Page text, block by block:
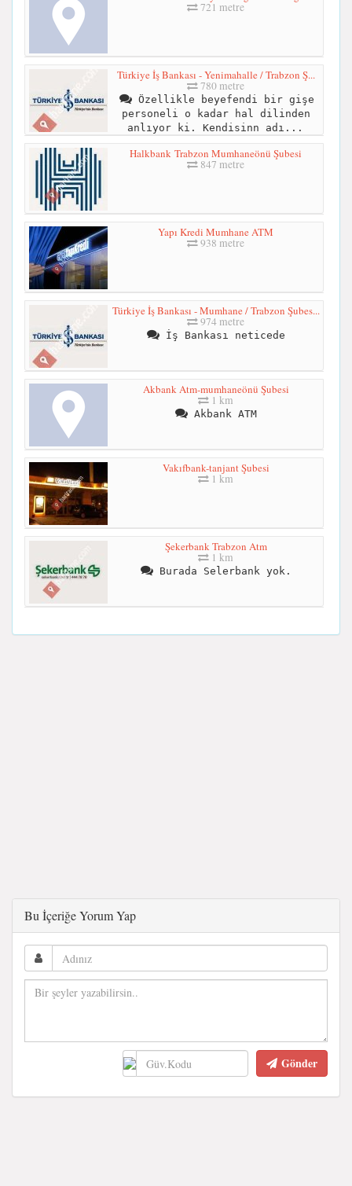
721 metre
Türkiye İş Bankası - Yenimahalle / Trabzon Ş...
780 metre
Özellikle beyefendi bir gişe
personeli o kadar hal dilinden
anlıyor ki. Kendisinn adı...
Halkbank Trabzon Mumhaneönü Şubesi
847 metre
Yapı Kredi Mumhane ATM
938 metre
Türkiye İş Bankası - Mumhane / Trabzon Şubes...
974 metre
İş Bankası neticede
Akbank Atm-mumhaneönü Şubesi
1 km
Akbank ATM
Vakıfbank-tanjant Şubesi
1 km
Şekerbank Trabzon Atm
1 km
Burada Selerbank yok.
Bu İçeriğe Yorum Yap
Gönder